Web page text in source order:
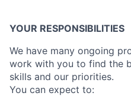
YOUR RESPONSIBILITIES
We have many ongoing
work with you to find the
skills and our priorities.
You can expect to: